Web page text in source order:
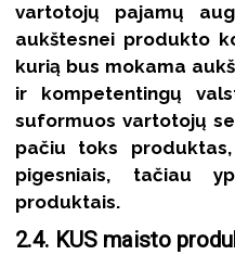
vartotojų pajamų
aukštesnei produkto
kurią bus mokama
ir kompetentingų
suformuos vartotojų
pačiu toks
pigesniais, tačiau
produktais.
2.4. KUS maisto